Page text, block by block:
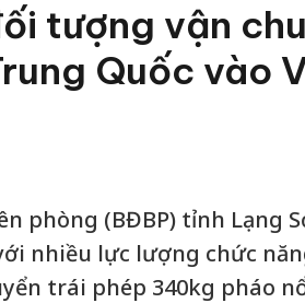
tượng vận
Quốc vào
phòng (BĐBP) tỉnh Lạng
nhiều lực lượng chức
trái phép 340kg pháo